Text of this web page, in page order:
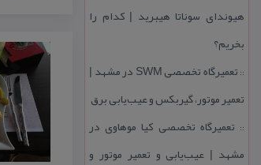
هیوندای سوناتا هیبرید | كدام را
بخریم؟
::
تعمیرگاه تخصصی SWM در مشهد |
تعمیر موتور، گیربكس و عیب‌یابی برق
:: تعمیرگاه تخصصی كیا موهاوی در
مشهد | عیب‌یابی و تعمیر موتور و